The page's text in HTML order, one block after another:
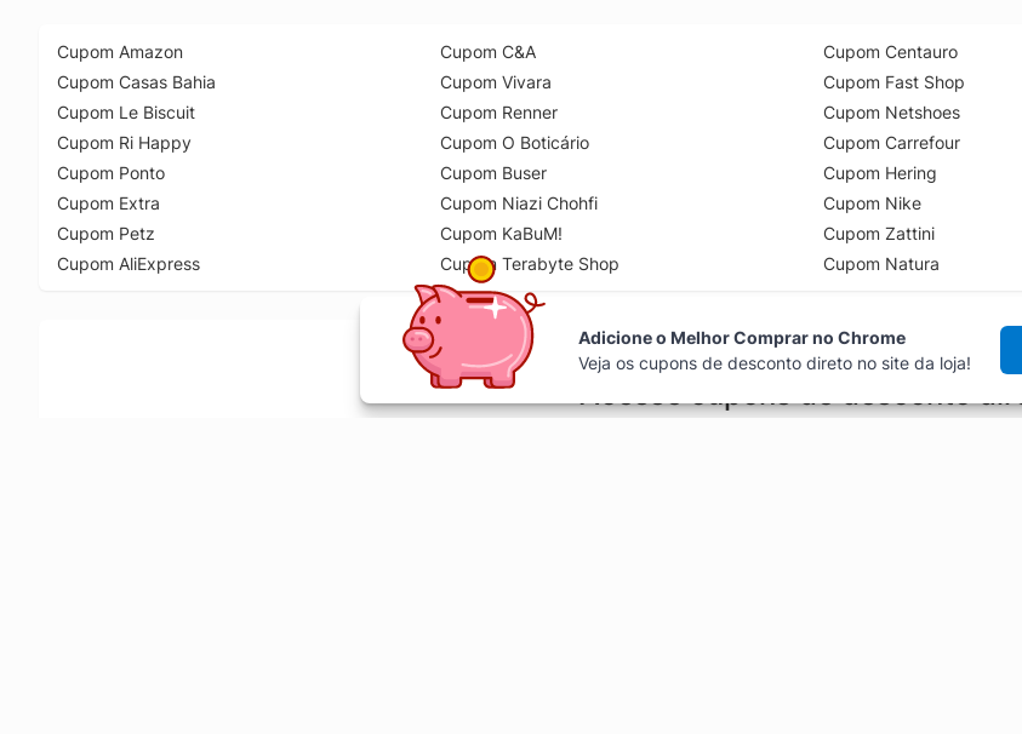
Cupom Amazon
Cupom Casas Bahia
Cupom Le Biscuit
Cupom Ri Happy
Cupom Ponto
Cupom Extra
Cupom Petz
Cupom AliExpress
Cupom C&A
Cupom Vivara
Cupom Renner
Cupom O Boticário
Cupom Buser
Cupom Niazi Chohfi
Cupom KaBuM!
Cupom Terabyte Shop
Cupom Centauro
Cupom Fast Shop
Cupom Netshoes
Cupom Carrefour
Cupom Hering
Cupom Nike
Cupom Zattini
Cupom Natura
Acesse cupons de desconto
Adicione o Melhor Comprar no Chrome
Veja os cupons de desconto direto no site da loja!